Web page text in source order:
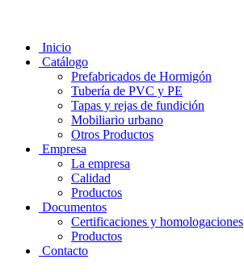
Inicio
Catálogo
Prefabricados de Hormigón
Tubería de PVC y PE
Tapas y rejas de fundición
Mobiliario urbano
Otros Productos
Empresa
La empresa
Calidad
Productos
Documentos
Certificaciones y homologaciones
Productos
Contacto